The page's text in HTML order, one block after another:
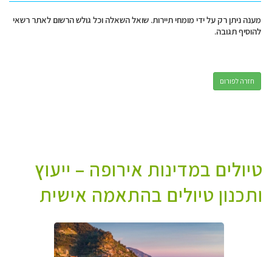
מענה ניתן רק על ידי מומחי תיירות. שואל השאלה וכל גולש הרשום לאתר רשאי
להוסיף תגובה.
חזרה לפורום
טיולים במדינות אירופה – ייעוץ
ותכנון טיולים בהתאמה אישית